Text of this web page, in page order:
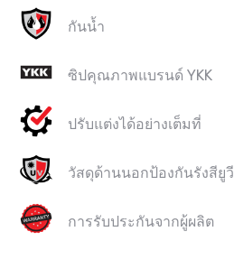
กันน้ำ
ซิปคุณภาพแบรนด์ YKK​
ปรับแต่งได้อย่างเต็มที่
วัสดุด้านนอกป้องกันรังสียูวี
การรับประกันจากผู้ผลิต